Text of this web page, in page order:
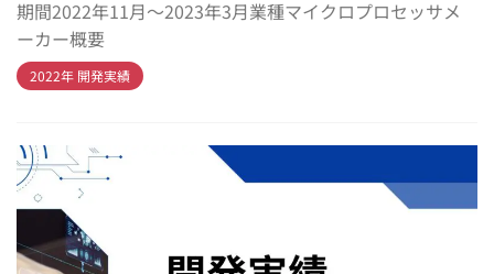
期間2022年11月～2023年3月業種マイクロプロセッサメ
ーカー概要
2022年 開発実績